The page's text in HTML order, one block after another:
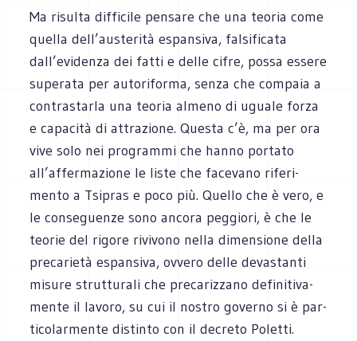
Ma risulta dif­fi­cile pen­sare che una teo­ria come
quella dell’austerità espan­siva, fal­si­fi­cata
dall’evidenza dei fatti e delle cifre, possa essere
supe­rata per auto­ri­forma, senza che com­paia a
con­tra­starla una teo­ria almeno di uguale forza
e capa­cità di attra­zione. Que­sta c’è, ma per ora
vive solo nei pro­grammi che hanno por­tato
all’affermazione le liste che face­vano rife­ri­
mento a Tsi­pras e poco più. Quello che è vero, e
le con­se­guenze sono ancora peg­giori, è che le
teo­rie del rigore rivi­vono nella dimen­sione della
pre­ca­rietà espan­siva, ovvero delle deva­stanti
misure strut­tu­rali che pre­ca­riz­zano defi­ni­ti­va­
mente il lavoro, su cui il nostro governo si è par­
ti­co­lar­mente distinto con il decreto Poletti.